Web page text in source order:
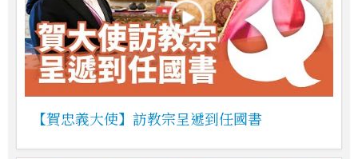
【賀忠義大使】訪教宗呈遞到任國書